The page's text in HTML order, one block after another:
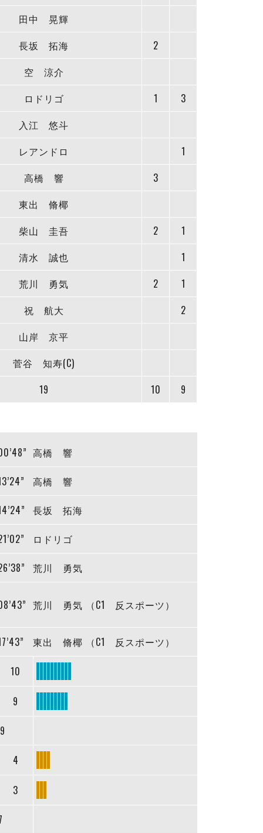
田中 晃輝
長坂 拓海
2
空 涼介
ロドリゴ 1
3
入江 悠斗
レアンドロ
1
高橋 響
3
東出 脩椰
柴山 圭吾 2
1
清水 誠也
1
荒川 勇気 2
1
祝 航大
2
山岸 京平
菅谷 知寿(C)
19 10 9
高橋 響
高橋 響
長坂 拓海
ロドリゴ
荒川 勇気
荒川 勇気 （C1 反スポーツ）
東出 脩椰 （C1 反スポーツ）
10
9
4
3